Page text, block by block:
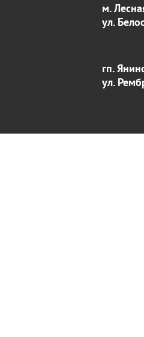
м.
ул.
гп.
ул.